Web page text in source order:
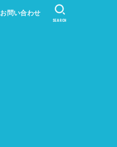
お問い合わせ
SEARCH